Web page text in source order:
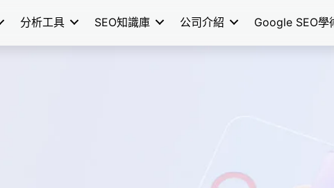
分析工具 SEO知識庫 公司介紹 Google SEO學